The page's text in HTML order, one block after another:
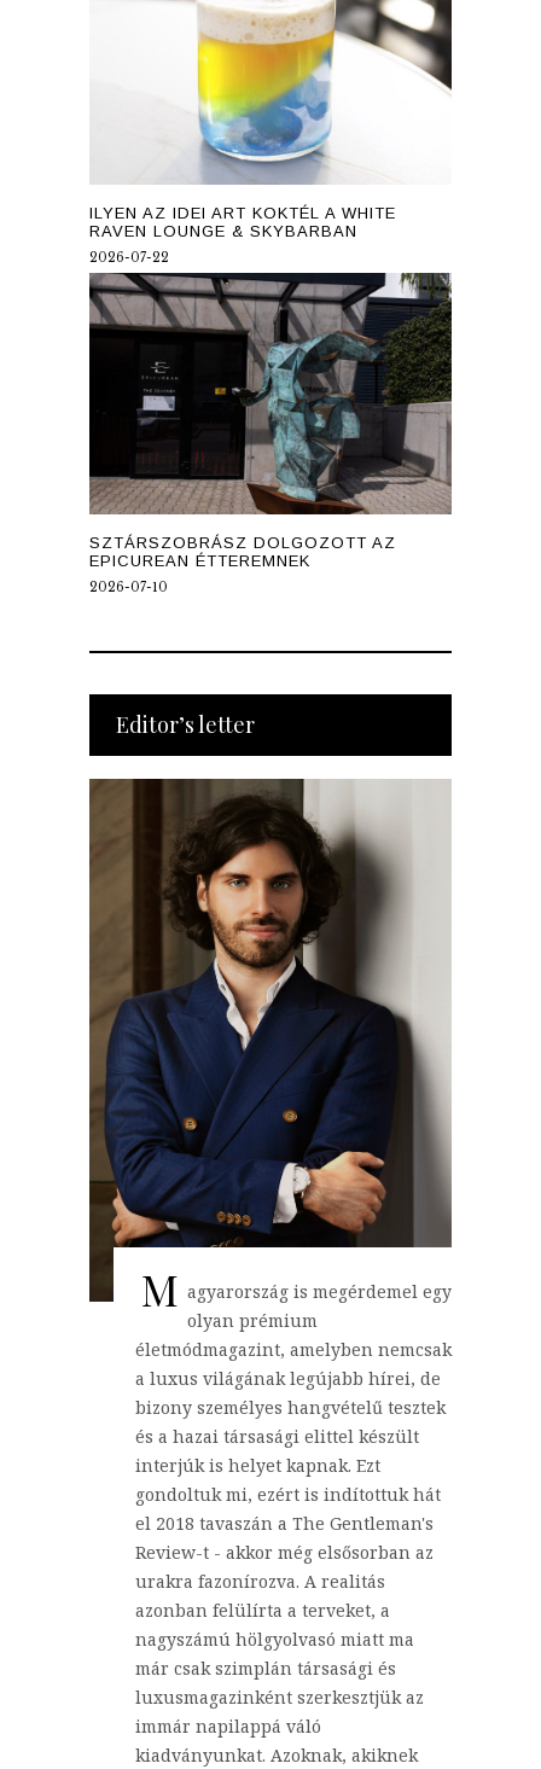
ILYEN AZ IDEI ART KOKTÉL A WHITE
RAVEN LOUNGE & SKYBARBAN
2026-07-22
SZTÁRSZOBRÁSZ DOLGOZOTT AZ
EPICUREAN ÉTTEREMNEK
2026-07-10
Editor’s letter
M agyarország is megérdemel egy
olyan prémium
életmódmagazint, amelyben nemcsak
a luxus világának legújabb hírei, de
bizony személyes hangvételű tesztek
és a hazai társasági elittel készült
interjúk is helyet kapnak. Ezt
gondoltuk mi, ezért is indítottuk hát
el 2018 tavaszán a The Gentleman's
Review-t - akkor még elsősorban az
urakra fazonírozva. A realitás
azonban felülírta a terveket, a
nagyszámú hölgyolvasó miatt ma
már csak szimplán társasági és
luxusmagazinként szerkesztjük az
immár napilappá váló
kiadványunkat. Azoknak, akiknek